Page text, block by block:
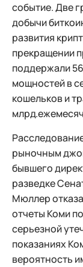
событие. Две
добычи
развития
прекращении
поддержали
мощностей в
кошельков и
рыночным
бывшего
разведке
Мюллер
отчеты Коми
серьезной
показаниях
вероятность